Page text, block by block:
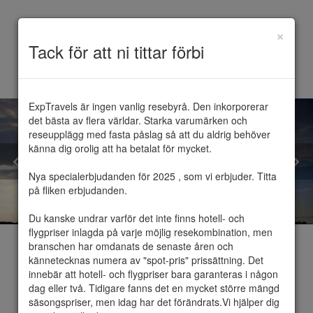
Tack för att ni tittar förbi
×
ExpTravels är ingen vanlig resebyrå. Den inkorporerar
det bästa av flera världar. Starka varumärken och
reseupplägg med fasta påslag så att du aldrig behöver
känna dig orolig att ha betalat för mycket.
Nya specialerbjudanden för 2025 , som vi erbjuder. Titta
på fliken erbjudanden.
Du kanske undrar varför det inte finns hotell- och
flygpriser inlagda på varje möjlig resekombination, men
branschen har omdanats de senaste åren och
kännetecknas numera av "spot-pris" prissättning. Det
innebär att hotell- och flygpriser bara garanteras i någon
dag eller två. Tidigare fanns det en mycket större mängd
säsongspriser, men idag har det förändrats.Vi hjälper dig